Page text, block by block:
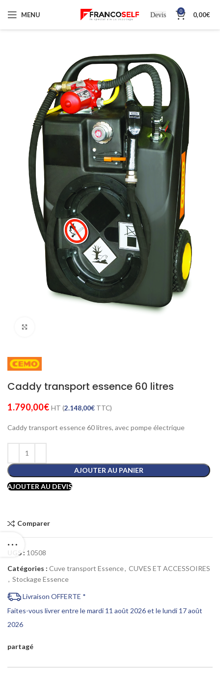
MENU Devis 0 0,00€
Caddy transport essence 60 litres
1.790,00€ HT (2.148,00€ TTC)
Caddy transport essence 60 litres, avec pompe électrique
AJOUTER AU PANIER
AJOUTER AU DEVIS
Comparer
UGS : 10508
Catégories : Cuve transport Essence, CUVES ET ACCESSOIRES
, Stockage Essence
Livraison OFFERTE *
Faites-vous livrer entre le mardi 11 août 2026 et le lundi 17 août
2026
partagé